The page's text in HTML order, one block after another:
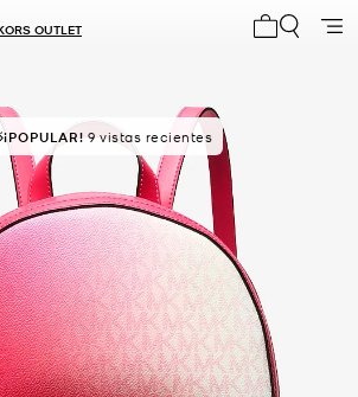
OUTLET
VALORADO el 91% le da 5 estrellas
¡POPULAR! 9 vistas recientes